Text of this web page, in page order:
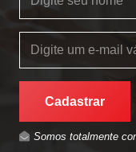
Cadastrar
Somos totalmente